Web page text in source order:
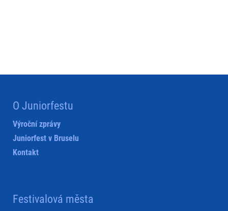
O Juniorfestu
Výroční zprávy
Juniorfest v Bruselu
Kontakt
Festivalová města